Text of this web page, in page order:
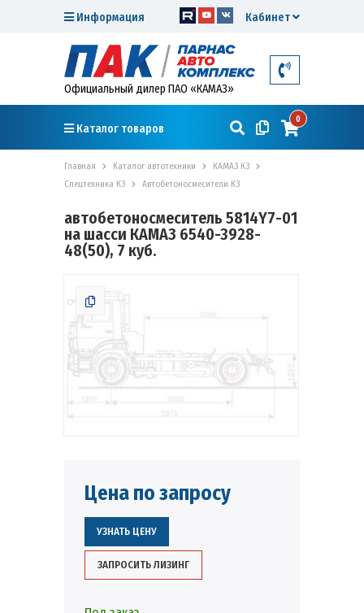
Кабинет
Информация
Официальный дилер ПАО «КАМАЗ»
Каталог товаров
0
Главная Каталог автотехники
КАМАЗ К3
Спецтехника К3
Автобетоносмесители К3
автобетоносмеситель 5814Y7-01
на шасси КАМАЗ 6540-3928-
48(50), 7 куб.
Цена по запросу
УЗНАТЬ ЦЕНУ
ЗАПРОСИТЬ ЛИЗИНГ